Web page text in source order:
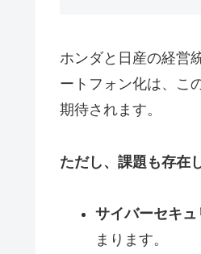
ホンダと日産の経営
ートフォン化は、こ
期待されます。
ただし、課題も存在
サイバーセキュ
まります。